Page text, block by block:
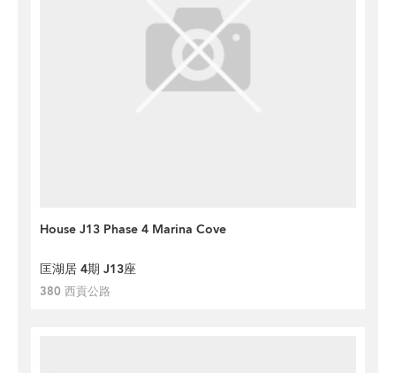
House J13 Phase 4 Marina Cove
匡湖居 4期 J13座
380 西貢公路